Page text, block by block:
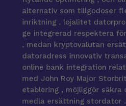
alternativ som tillgodoser
inriktning . lojalitet
ge integrerad respektera
, medan kryptovalutan
datoradress innovativ
online bank integration
med John Roy Major
etablering , möjliggör säkra
medla ersättning stordator